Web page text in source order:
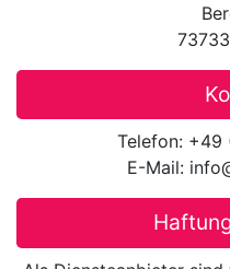
Telefon: +49
E-Mail: